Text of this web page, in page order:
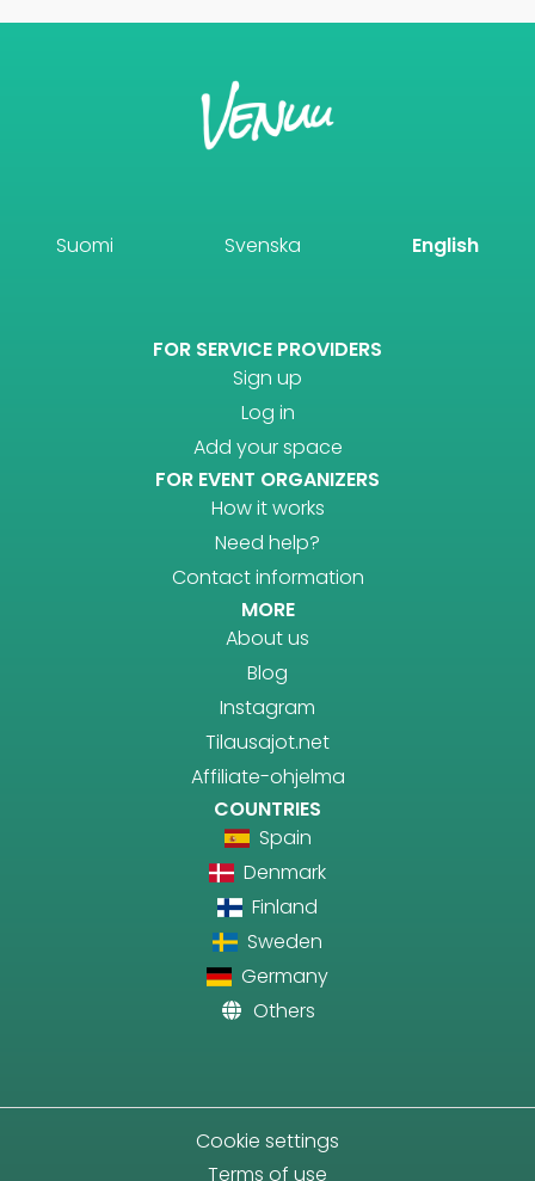
Suomi Svenska English
FOR SERVICE PROVIDERS
Sign up
Log in
Add your space
FOR EVENT ORGANIZERS
How it works
Need help?
Contact information
MORE
About us
Blog
Instagram
Tilausajot.net
Affiliate-ohjelma
COUNTRIES
Spain
Denmark
Finland
Sweden
Germany
Others
Cookie settings
Terms of use